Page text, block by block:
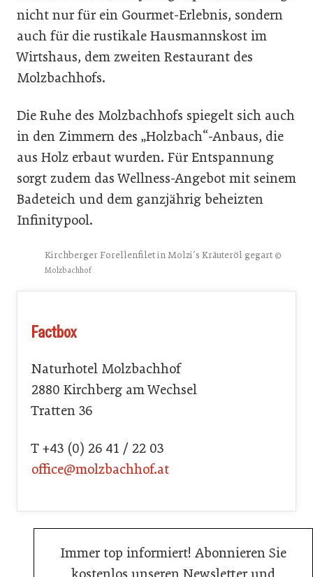
nicht nur für ein Gourmet-Erlebnis, sondern
auch für die rustikale Hausmannskost im
Wirtshaus, dem zweiten Restaurant des
Molzbachhofs.
Die Ruhe des Molzbachhofs spiegelt sich auch
in den Zimmern des „Holzbach“-Anbaus, die
aus Holz erbaut wurden. Für Entspannung
sorgt zudem das Wellness-Angebot mit seinem
Badeteich und dem ganzjährig beheizten
Infinitypool.
Kirchberger Forellenfilet in Molzi´s Kräuteröl gegart ©
Molzbachhof
Factbox
Naturhotel Molzbachhof
2880 Kirchberg am Wechsel
Tratten 36
T +43 (0) 26 41 / 22 03
office@molzbachhof.at
Immer top informiert! Abonnieren Sie